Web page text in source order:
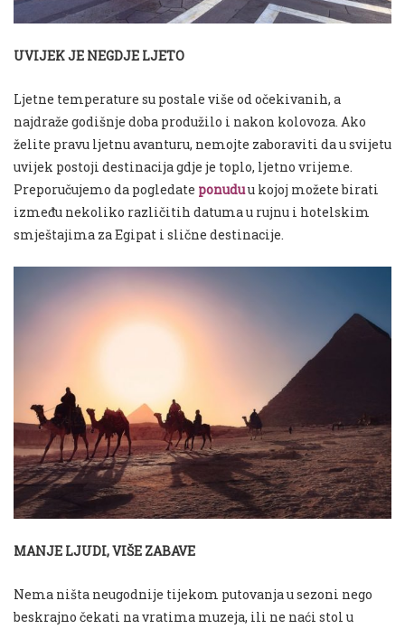
UVIJEK JE NEGDJE LJETO
Ljetne temperature su postale više od očekivanih, a
najdraže godišnje doba produžilo i nakon kolovoza. Ako
želite pravu ljetnu avanturu, nemojte zaboraviti da u svijetu
uvijek postoji destinacija gdje je toplo, ljetno vrijeme.
Preporučujemo da pogledate ponuduu kojoj možete birati
između nekoliko različitih datuma u rujnu i hotelskim
smještajima za Egipat i slične destinacije.
MANJE LJUDI, VIŠE ZABAVE
Nema ništa neugodnije tijekom putovanja u sezoni nego
beskrajno čekati na vratima muzeja, ili ne naći stol u